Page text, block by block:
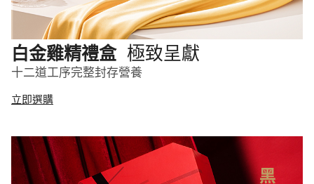
白金雞精禮盒 極致呈獻
十二道工序完整封存營養
立即選購